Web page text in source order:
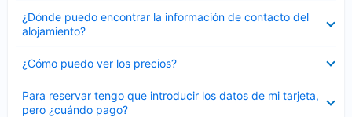
¿Dónde puedo encontrar la información de contacto del
alojamiento?
cerrado
¿Cómo puedo ver los precios?
cerrado
Para reservar tengo que introducir los datos de mi tarjeta,
pero ¿cuándo pago?
cerrado